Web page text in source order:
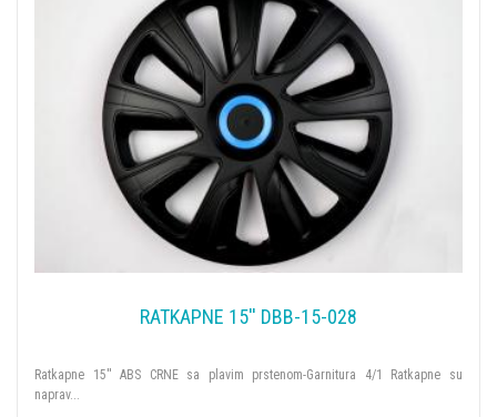
RATKAPNE 15'' DBB-15-028
Ratkapne 15'' ABS CRNE sa plavim prstenom-Garnitura 4/1 Ratkapne su
naprav...